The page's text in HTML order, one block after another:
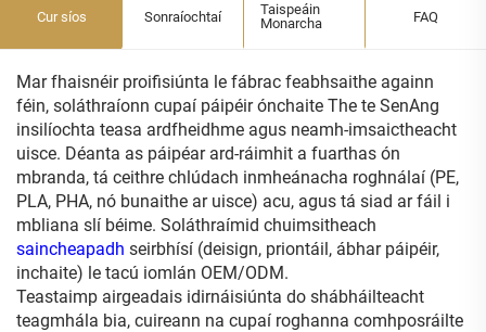
Cur síos Sonraíochtaí
Taispeáin
Monarcha
FAQ
Mar fhaisnéir proifisiúnta le fábrac feabhsaithe againn
féin, soláthraíonn cupaí páipéir ónchaite The te SenAng
insilíochta teasa ardfheidhme agus neamh-imsaictheacht
uisce. Déanta as páipéar ard-ráimhit a fuarthas ón
mbranda, tá ceithre chlúdach inmheánacha roghnálaí (PE,
PLA, PHA, nó bunaithe ar uisce) acu, agus tá siad ar fáil i
mbliana slí béime. Soláthraímid chuimsitheach
saincheapadh seirbhísí (deisign, priontáil, ábhar páipéir,
inchaite) le tacú iomlán OEM/ODM.
Teastaimp airgeadais idirnáisiúnta do shábháilteacht
teagmhála bia, cuireann na cupaí roghanna comhposráilte